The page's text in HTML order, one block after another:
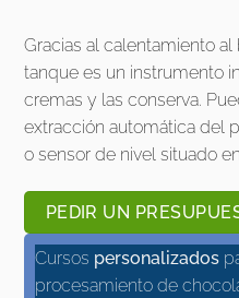
Gracias al calentamiento
tanque es un instrumento
cremas y las conserva.
extracción automática del
o sensor de nivel situado
PEDIR UN
Cursos personalizados
procesamiento de